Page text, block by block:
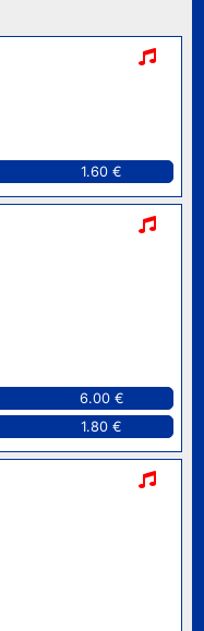
1.60 €
6.00 €
1.80 €